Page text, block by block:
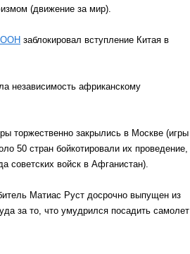
(движение за мир).
ООН заблокировал вступление Китая в
независимость африканскому
торжественно закрылись в Москве (игры
50 стран бойкотировали их проведение,
советских войск в Афганистан).
Матиас Руст досрочно выпущен из
за то, что умудрился посадить самолет